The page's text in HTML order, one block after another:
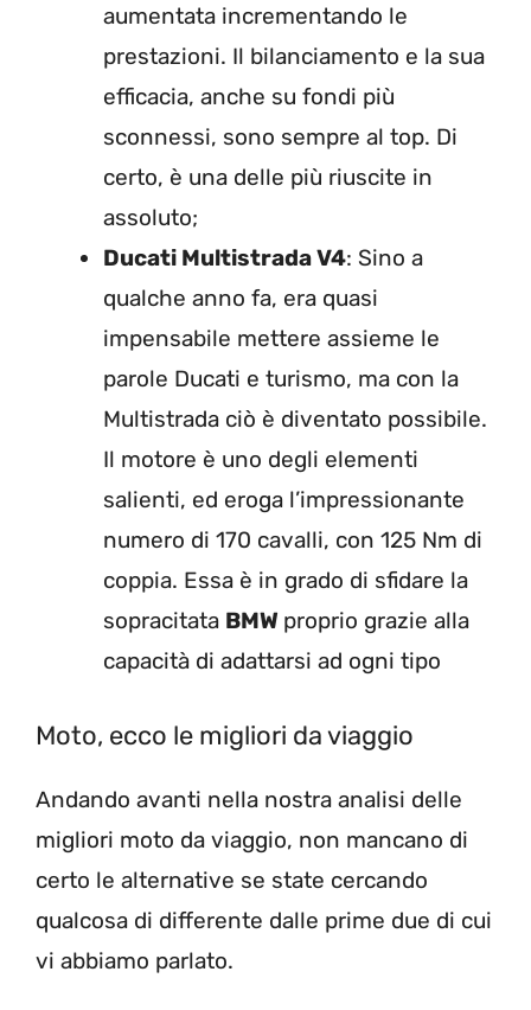
aumentata incrementando le
prestazioni. Il bilanciamento e la sua
efficacia, anche su fondi più
sconnessi, sono sempre al top. Di
certo, è una delle più riuscite in
assoluto;
Ducati Multistrada V4: Sino a
qualche anno fa, era quasi
impensabile mettere assieme le
parole Ducati e turismo, ma con la
Multistrada ciò è diventato possibile.
Il motore è uno degli elementi
salienti, ed eroga l’impressionante
numero di 170 cavalli, con 125 Nm di
coppia. Essa è in grado di sfidare la
sopracitata BMW proprio grazie alla
capacità di adattarsi ad ogni tipo
Moto, ecco le migliori da viaggio
Andando avanti nella nostra analisi delle
migliori moto da viaggio, non mancano di
certo le alternative se state cercando
qualcosa di differente dalle prime due di cui
vi abbiamo parlato.